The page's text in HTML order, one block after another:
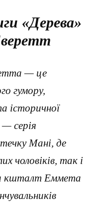
«Дерева»
— це
гумору,
історичної
серія
Мані, де
чоловіків, так і
кшталт Еммета